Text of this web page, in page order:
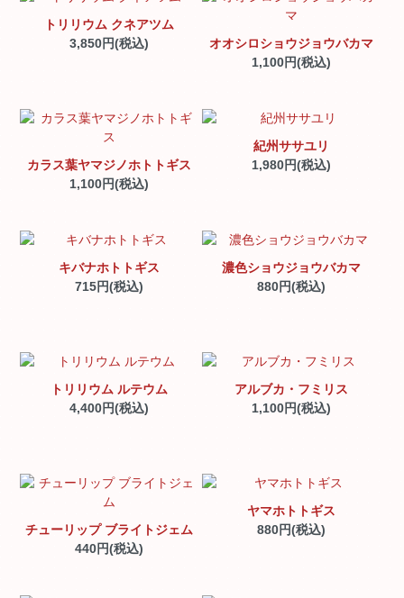
トリリウム クネアツム
3,850円(税込)
オオシロショウジョウバカマ
1,100円(税込)
カラス葉ヤマジノホトトギス
1,100円(税込)
紀州ササユリ
1,980円(税込)
キバナホトトギス
715円(税込)
濃色ショウジョウバカマ
880円(税込)
トリリウム ルテウム
4,400円(税込)
アルブカ・フミリス
1,100円(税込)
チューリップ ブライトジェム
440円(税込)
ヤマホトトギス
880円(税込)